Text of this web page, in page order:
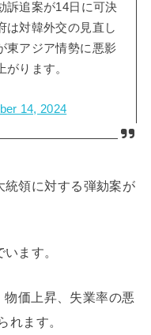
訴追案が14日に可決
は対韓外交の見直し
東アジア情勢に悪影
ります。
14, 2024
統領に対する弾劾案が
ます。
物価上昇、失業率の悪
れます。